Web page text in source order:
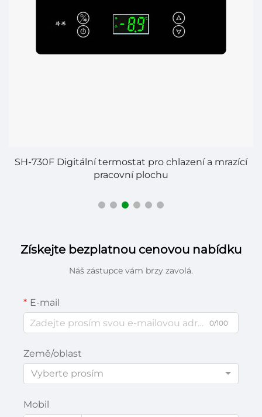
SH-730F Digitální termostat pro chlazení a mrazící
pracovní plochu
Získejte bezplatnou cenovou nabídku
Náš zástupce vám brzy zavolá.
E-mail
0/100
Země/oblast
Vyberte prosím
Mobil